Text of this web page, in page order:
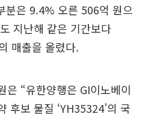
분은 9.4% 오른 506억 원으
지난해 같은 기간보다
매출을 올렸다.
은 “유한양행은 GI이노베이
후보 물질 ‘YH35324’의 국